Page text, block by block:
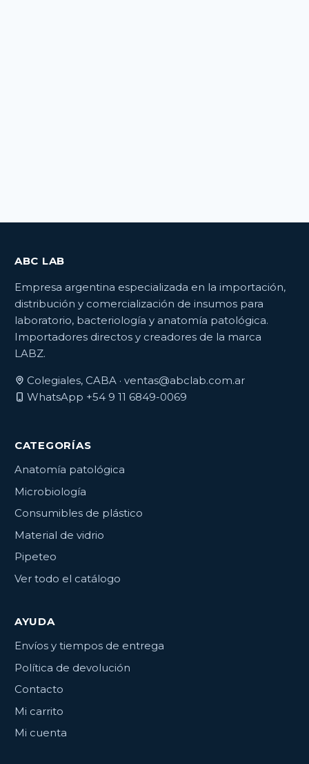
ABC LAB
Empresa argentina especializada en la importación,
distribución y comercialización de insumos para
laboratorio, bacteriología y anatomía patológica.
Importadores directos y creadores de la marca
LABZ.
Colegiales, CABA · ventas@abclab.com.ar
WhatsApp +54 9 11 6849-0069
CATEGORÍAS
Anatomía patológica
Microbiología
Consumibles de plástico
Material de vidrio
Pipeteo
Ver todo el catálogo
AYUDA
Envíos y tiempos de entrega
Política de devolución
Contacto
Mi carrito
Mi cuenta